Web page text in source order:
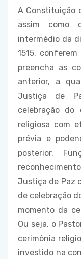
A Constituição
assim como
intermédio da
1515,
preencha as
anterior, a
Justiça de
celebração do
religiosa com
prévia e
posterior.
Justiça de Paz
de celebração
momento da
Ou seja, o
cerimônia
investido na